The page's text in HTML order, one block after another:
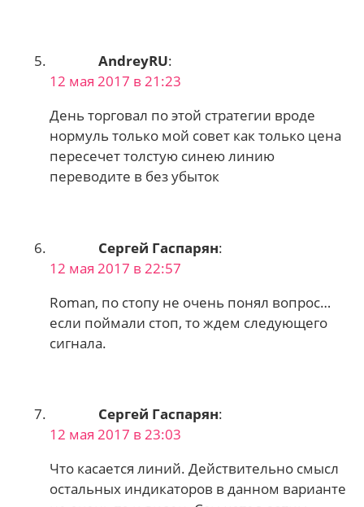
AndreyRU:
12 мая 2017 в 21:23
День торговал по этой стратегии вроде
нормуль только мой совет как только цена
пересечет толстую синею линию
переводите в без убыток
Сергей Гаспарян:
12 мая 2017 в 22:57
Roman, по стопу не очень понял вопрос…
если поймали стоп, то ждем следующего
сигнала.
Сергей Гаспарян:
12 мая 2017 в 23:03
Что касается линий. Действительно смысл
остальных индикаторов в данном варианте